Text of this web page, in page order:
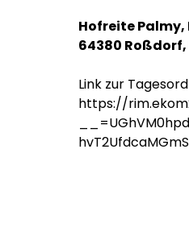
Hofreite Palmy,
64380
Link zur
https://